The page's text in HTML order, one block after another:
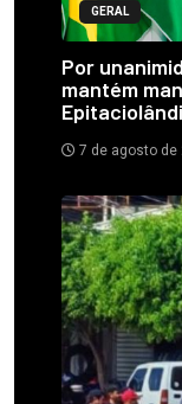
GERAL
Por
mantém
7 de agosto de